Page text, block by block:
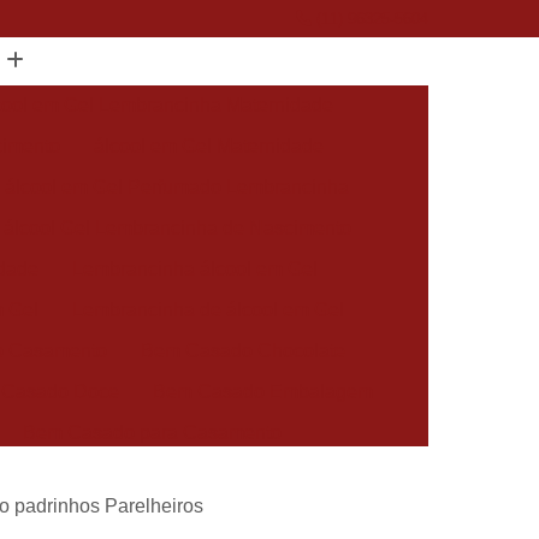
Personalizado
Bem Nascidos Batizado
padrinhos Parelheiros